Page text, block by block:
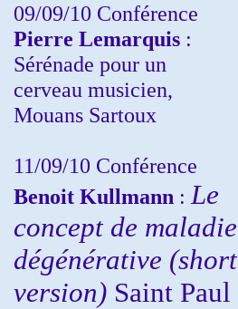
09/09/10 Conférence
Pierre Lemarquis :
Sérénade pour un
cerveau musicien,
Mouans Sartoux
11/09/10 Conférence
Benoit Kullmann : Le
concept de maladie
dégénérative (short
version) Saint Paul